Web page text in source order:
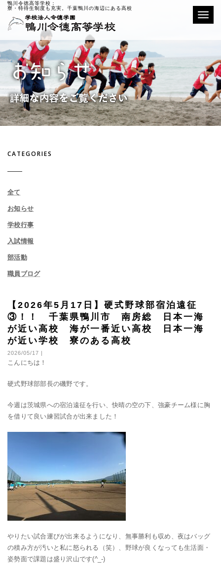
鴨川令徳高等学校：
寮・特待生制度も充実。千葉鴨川の海辺にある高校
CATEGORIES
全て
お知らせ
学校行事
入試情報
部活動
職員ブログ
【2026年5月17日】硬式野球部宿泊遠征
③！！ 千葉県鴨川市 南房総 日本一海
が近い高校 海が一番近い高校 日本一海
が近い学校 寮のある高校
2026/05/17 |
こんにちは！
硬式野球部部長の磯野です。
今週は茨城県への宿泊遠征を行い、快晴の空の下、強豪チーム様に胸
を借りて良い練習試合が出来ました！
やりたい試合運びが出来るようになり、無事勝利も収め、夜はバッグ
の積み方が汚いと私に怒られる（笑）、野球が良くなっても生活面・
姿勢面で課題は盛り沢山です(^_-)